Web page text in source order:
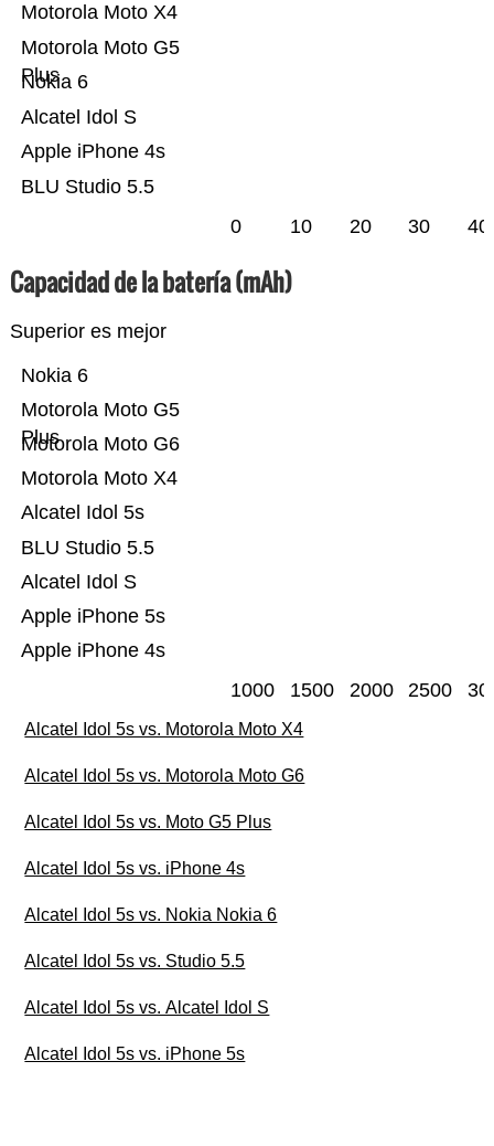
BLU Studio 5.5
Apple iPhone 4s
Alcatel Idol S
Nokia 6
Motorola Moto G5
Plus
Motorola Moto X4
0 10 20 30 40
Capacidad de la batería (mAh)
Superior es mejor
Apple iPhone 4s
Apple iPhone 5s
Alcatel Idol S
BLU Studio 5.5
Alcatel Idol 5s
Motorola Moto X4
Motorola Moto G6
Motorola Moto G5
Plus
Nokia 6
1000 1500 2000 2500
Alcatel Idol 5s vs. Motorola Moto X4
Alcatel Idol 5s vs. Motorola Moto G6
Alcatel Idol 5s vs. Moto G5 Plus
Alcatel Idol 5s vs. iPhone 4s
Alcatel Idol 5s vs. Nokia Nokia 6
Alcatel Idol 5s vs. Studio 5.5
Alcatel Idol 5s vs. Alcatel Idol S
Alcatel Idol 5s vs. iPhone 5s